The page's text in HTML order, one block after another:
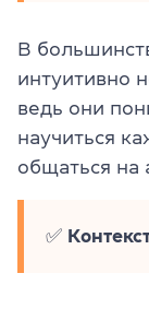
В
интуитивно
ведь они
научиться
общаться на
✅